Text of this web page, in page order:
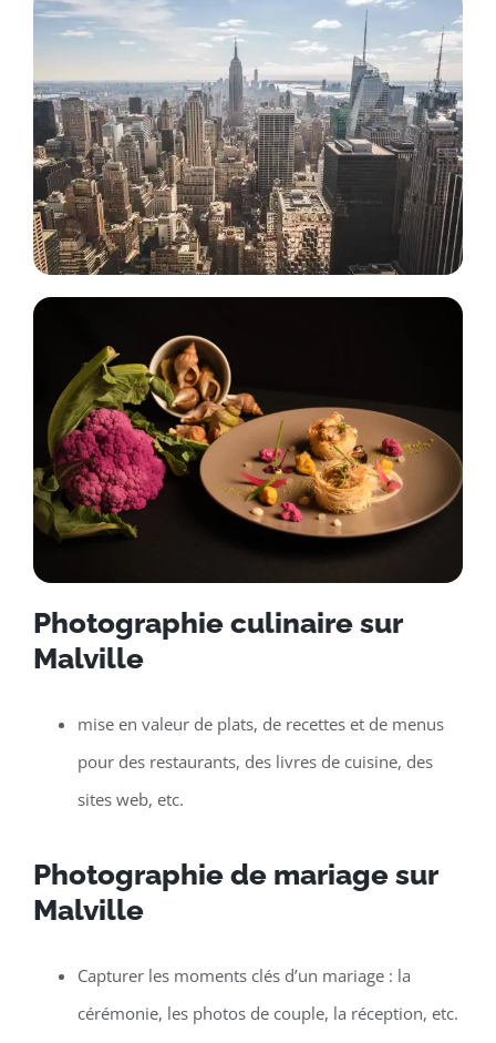
Photographie culinaire sur
Malville
mise en valeur de plats, de recettes et de menus
pour des restaurants, des livres de cuisine, des
sites web, etc.
Photographie de mariage sur
Malville
Capturer les moments clés d’un mariage : la
cérémonie, les photos de couple, la réception, etc.